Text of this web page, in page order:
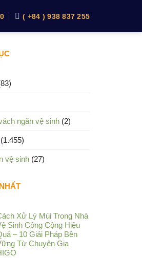
( +84 ) 938 837 255
ngăn vệ sinh (2)
(1.455)
vệ sinh (27)
Xử Lý Mùi Trong Nhà
Sinh Công Cộng Hiệu
– 10 Giải Pháp Bền
Từ Chuyên Gia